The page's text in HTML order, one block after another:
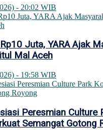
- 20:02 WIB
Juta, YARA Ajak
Mal Aceh
- 19:58 WIB
Peresmian Culture
Semangat Gotong